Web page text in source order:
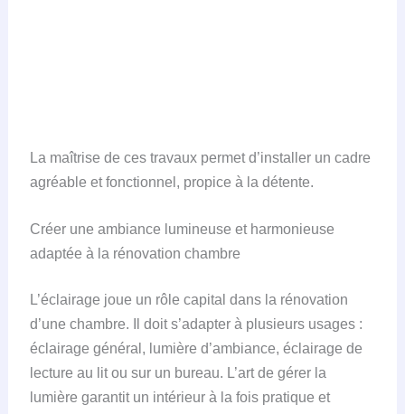
La maîtrise de ces travaux permet d’installer un cadre
agréable et fonctionnel, propice à la détente.
Créer une ambiance lumineuse et harmonieuse
adaptée à la rénovation chambre
L’éclairage joue un rôle capital dans la rénovation
d’une chambre. Il doit s’adapter à plusieurs usages :
éclairage général, lumière d’ambiance, éclairage de
lecture au lit ou sur un bureau. L’art de gérer la
lumière garantit un intérieur à la fois pratique et